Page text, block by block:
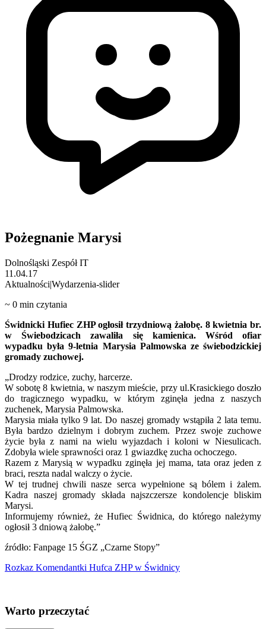
Pożegnanie Marysi
Dolnośląski Zespół IT
11.04.17
Aktualności|Wydarzenia-slider
~ 0 min czytania
Świdnicki Hufiec ZHP ogłosił trzydniową żałobę. 8 kwietnia br.
w Świebodzicach zawaliła się kamienica. Wśród ofiar
wypadku była 9-letnia Marysia Palmowska ze świebodzickiej
gromady zuchowej.
„Drodzy rodzice, zuchy, harcerze.
W sobotę 8 kwietnia, w naszym mieście, przy ul.Krasickiego doszło
do tragicznego wypadku, w którym zginęła jedna z naszych
zuchenek, Marysia Palmowska.
Marysia miała tylko 9 lat. Do naszej gromady wstąpiła 2 lata temu.
Była bardzo dzielnym i dobrym zuchem. Przez swoje zuchowe
życie była z nami na wielu wyjazdach i koloni w Niesulicach.
Zdobyła wiele sprawności oraz 1 gwiazdkę zucha ochoczego.
Razem z Marysią w wypadku zginęła jej mama, tata oraz jeden z
braci, reszta nadal walczy o życie.
W tej trudnej chwili nasze serca wypełnione są bólem i żalem.
Kadra naszej gromady składa najszczersze kondolencje bliskim
Marysi.
Informujemy również, że Hufiec Świdnica, do którego należymy
ogłosił 3 dniową żałobę.”
źródło: Fanpage 15 ŚGZ „Czarne Stopy”
Rozkaz Komendantki Hufca ZHP w Świdnicy
Warto przeczytać